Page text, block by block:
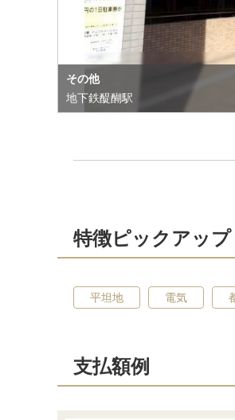
その他
地下鉄醍醐駅
特徴ピックアップ
平坦地 電気
支払額例